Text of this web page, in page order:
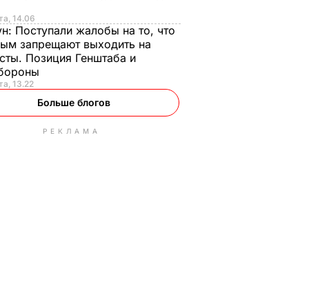
14.06
Поступали жалобы на то, что
запрещают выходить на
Позиция Генштаба и
13.22
Больше блогов
РЕКЛАМА